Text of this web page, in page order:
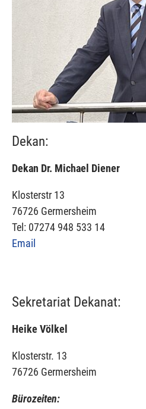
Dekan:
Dekan Dr. Michael Diener
Klosterstr 13
76726 Germersheim
Tel: 07274 948 533 14
Email
Sekretariat Dekanat:
Heike Völkel
Klosterstr. 13
76726 Germersheim
Bürozeiten: